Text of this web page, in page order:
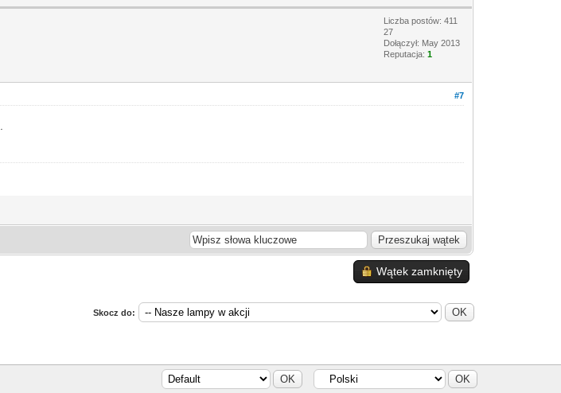
Liczba postów: 411
27
Dołączył: May 2013
Reputacja:1
#7
Wątek zamknięty
Skocz do: